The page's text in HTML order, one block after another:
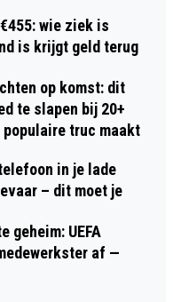
wie ziek is
is krijgt geld terug
op komst: dit
te slapen bij 20+
populaire truc maakt
in je lade
– dit moet je
geheim: UEFA
af —